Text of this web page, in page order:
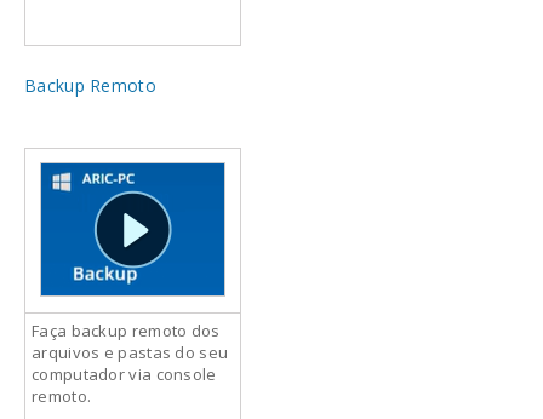
Backup Remoto
Faça backup remoto dos
arquivos e pastas do seu
computador via console
remoto.